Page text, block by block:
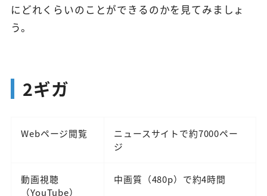
にどれくらいのことができるのかを見てみましょ
う。
2ギガ
Webページ閲覧
ニュースサイトで約7000ペー
ジ
動画視聴
（YouTube）
中画質（480p）で約4時間